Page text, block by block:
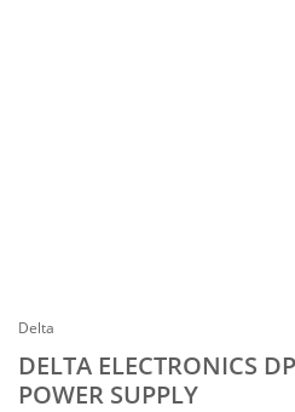
Delta
DELTA ELECTRONICS
POWER SUPPLY